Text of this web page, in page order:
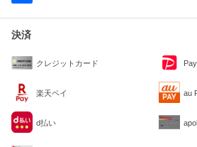
決済
クレジットカード
楽天ペイ au
d払い